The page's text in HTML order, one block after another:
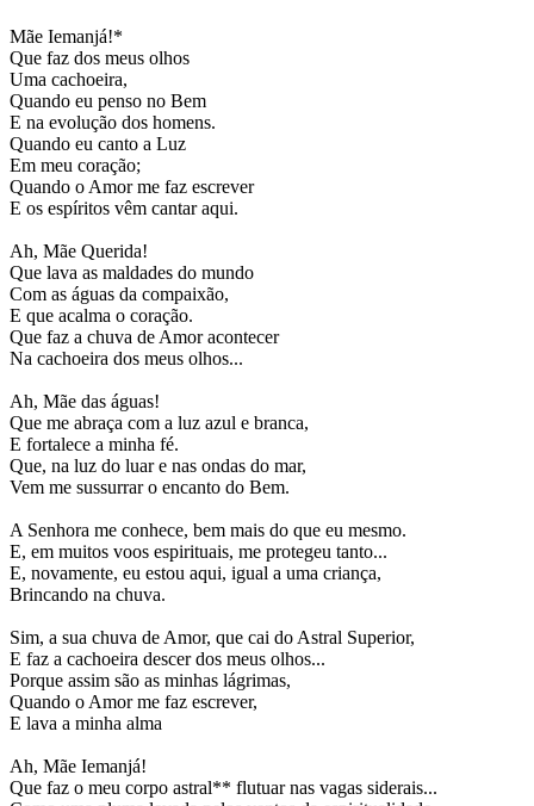
Mãe Iemanjá!*
Que faz dos meus olhos
Uma cachoeira,
Quando eu penso no Bem
E na evolução dos homens.
Quando eu canto a Luz
Em meu coração;
Quando o Amor me faz escrever
E os espíritos vêm cantar aqui.
Ah, Mãe Querida!
Que lava as maldades do mundo
Com as águas da compaixão,
E que acalma o coração.
Que faz a chuva de Amor acontecer
Na cachoeira dos meus olhos...
Ah, Mãe das águas!
Que me abraça com a luz azul e branca,
E fortalece a minha fé.
Que, na luz do luar e nas ondas do mar,
Vem me sussurrar o encanto do Bem.
A Senhora me conhece, bem mais do que eu mesmo.
E, em muitos voos espirituais, me protegeu tanto...
E, novamente, eu estou aqui, igual a uma criança,
Brincando na chuva.
Sim, a sua chuva de Amor, que cai do Astral Superior,
E faz a cachoeira descer dos meus olhos...
Porque assim são as minhas lágrimas,
Quando o Amor me faz escrever,
E lava a minha alma
Ah, Mãe Iemanjá!
Que faz o meu corpo astral** flutuar nas vagas siderais...